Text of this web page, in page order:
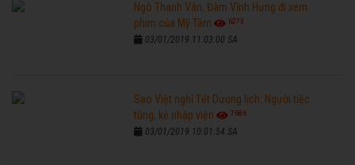
Ngô Thanh Vân, Đàm Vĩnh Hưng đi xem
phim của Mỹ Tâm
6273
03/01/2019 11:03:00 SA
Sao Việt nghỉ Tết Dương lịch: Người tiệc
tùng, kẻ nhập viện
7686
03/01/2019 10:01:54 SA